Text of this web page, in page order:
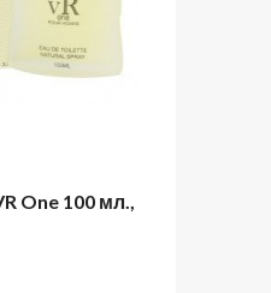
One 100 мл.,